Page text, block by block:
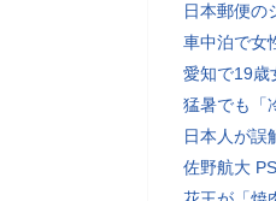
日本郵便の
車中泊で女
愛知で19歳
猛暑でも「
日本人が誤
佐野航大